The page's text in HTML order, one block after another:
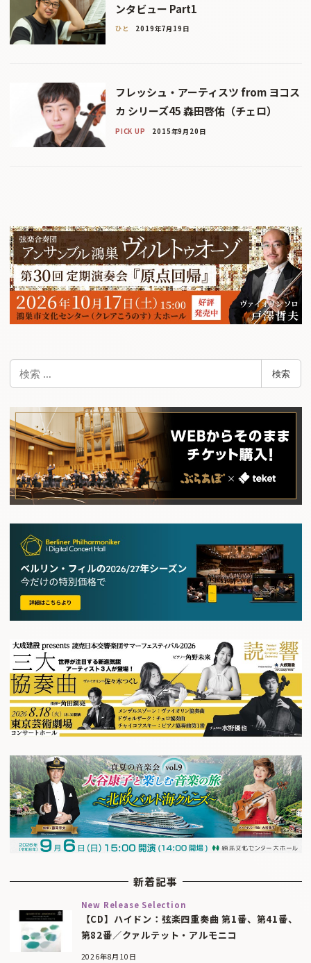
ンタビュー Part1
ひと 2019年7月19日
フレッシュ・アーティスツ from ヨコス
カ シリーズ45 森田啓佑（チェロ）
PICK UP 2015年9月20日
検
検索
新着記事
New Release Selection
【CD】ハイドン：弦楽四重奏曲 第1番、第41番、
第82番／クァルテット・アルモニコ
2026年8月10日